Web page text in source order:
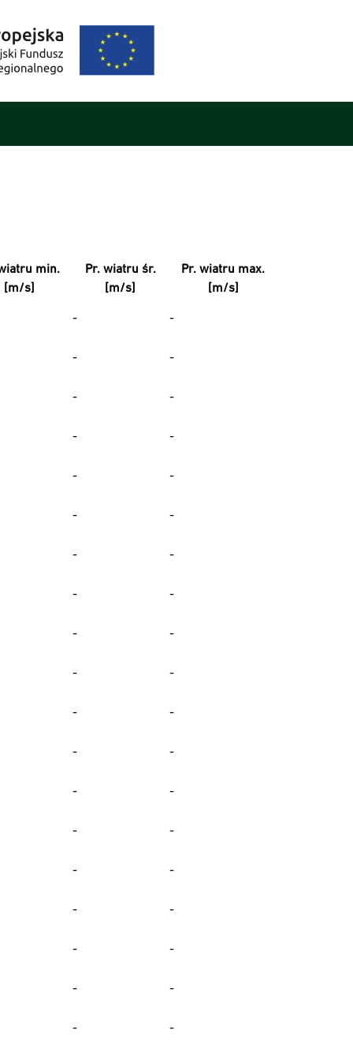
min.
[m/s]
Pr. wiatru śr.
[m/s]
Pr. wiatru max.
[m/s]
- -
- -
- -
- -
- -
- -
- -
- -
- -
- -
- -
- -
- -
- -
- -
- -
- -
- -
- -